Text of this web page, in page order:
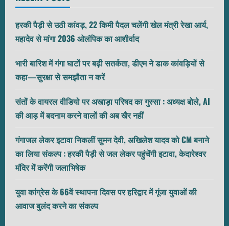
हरकी पैड़ी से उठी कांवड़, 22 किमी पैदल चलेंगी खेल मंत्री रेखा आर्य,
महादेव से मांगा 2036 ओलंपिक का आशीर्वाद
भारी बारिश में गंगा घाटों पर बढ़ी सतर्कता, डीएम ने डाक कांवड़ियों से
कहा—सुरक्षा से समझौता न करें
संतों के वायरल वीडियो पर अखाड़ा परिषद का गुस्सा : अध्यक्ष बोले, AI
की आड़ में बदनाम करने वालों की अब खैर नहीं
गंगाजल लेकर इटावा निकलीं सुमन देवी, अखिलेश यादव को CM बनाने
का लिया संकल्प : हरकी पैड़ी से जल लेकर पहुंचेंगी इटावा, केदारेश्वर
मंदिर में करेंगी जलाभिषेक
युवा कांग्रेस के 66वें स्थापना दिवस पर हरिद्वार में गूंजा युवाओं की
आवाज बुलंद करने का संकल्प